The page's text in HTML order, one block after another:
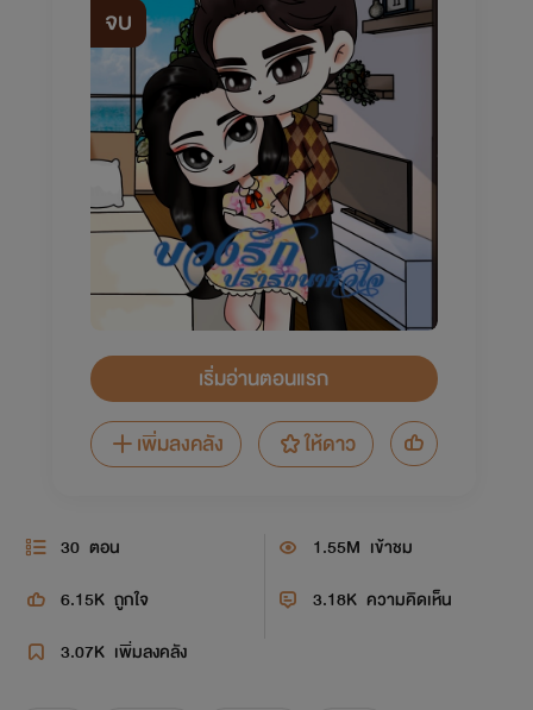
จบ
เริ่มอ่านตอนแรก
เพิ่มลงคลัง
ให้ดาว
30 ตอน 1.55M เข้าชม
6.15K ถูกใจ 3.18K ความคิดเห็น
3.07K เพิ่มลงคลัง